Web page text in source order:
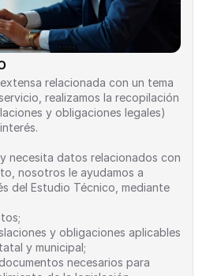
relacionada con un tema
realizamos la recopilación
y obligaciones legales)
necesita datos relacionados con
nosotros le ayudamos a
del Estudio Técnico, mediante
y obligaciones aplicables
y municipal;
necesarios para